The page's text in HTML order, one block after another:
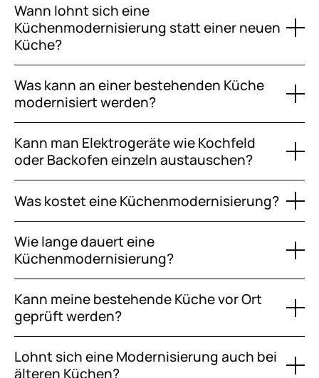
Wann lohnt sich eine
Küchenmodernisierung statt einer neuen
Küche?
Was kann an einer bestehenden Küche
modernisiert werden?
Kann man Elektrogeräte wie Kochfeld
oder Backofen einzeln austauschen?
Was kostet eine Küchenmodernisierung?
Wie lange dauert eine
Küchenmodernisierung?
Kann meine bestehende Küche vor Ort
geprüft werden?
Lohnt sich eine Modernisierung auch bei
älteren Küchen?